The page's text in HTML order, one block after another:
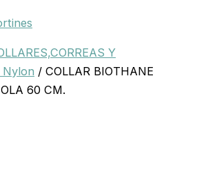
Y
/ COLLAR BIOTHANE
60 CM.